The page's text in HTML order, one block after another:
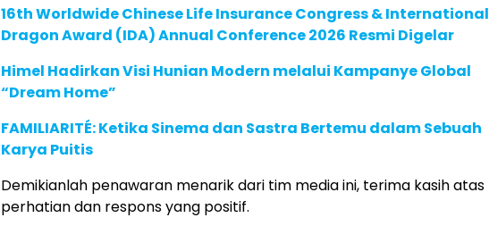
16th Worldwide Chinese Life Insurance Congress & International
Dragon Award (IDA) Annual Conference 2026 Resmi Digelar
Himel Hadirkan Visi Hunian Modern melalui Kampanye Global
“Dream Home”
FAMILIARITÉ: Ketika Sinema dan Sastra Bertemu dalam Sebuah
Karya Puitis
Demikianlah penawaran menarik dari tim media ini, terima kasih atas
perhatian dan respons yang positif.